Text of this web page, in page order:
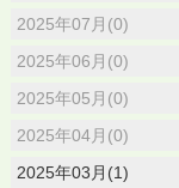
2025年07月(0)
2025年06月(0)
2025年05月(0)
2025年04月(0)
2025年03月(1)